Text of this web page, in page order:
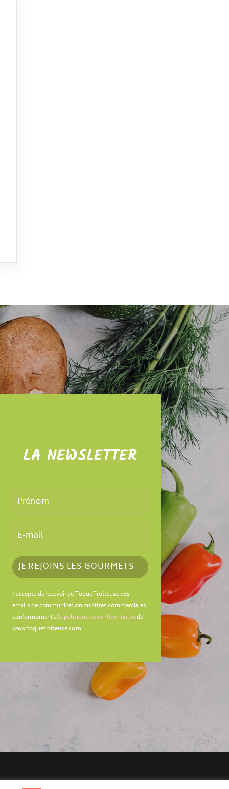
LA NEWSLETTER
JE REJOINS LES GOURMETS
J'accepte de recevoir de Toque Trotteuse des
emails de communication ou offres commerciales,
conformément àla politique de confidentialitéde
www.toquetrotteuse.com